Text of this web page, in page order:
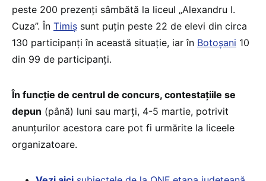
peste 200 prezenți sâmbătă la liceul „Alexandru I.
Cuza”. În Timiș sunt puțin peste 22 de elevi din circa
130 participanți în această situație, iar în Botoșani 10
din 99 de participanți.
În funcție de centrul de concurs, contestațiile se
depun (până) luni sau marți, 4-5 martie, potrivit
anunțurilor acestora care pot fi urmărite la liceele
organizatoare.